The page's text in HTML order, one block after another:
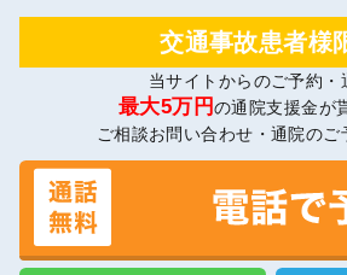
交通事故患者様
当サイトからのご予約・
最大5万円の通院支援金が
ご相談お問い合わせ・通院のご